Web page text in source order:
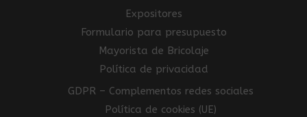
Expositores
Formulario para presupuesto
Mayorista de Bricolaje
Política de privacidad
GDPR – Complementos redes sociales
Política de cookies (UE)